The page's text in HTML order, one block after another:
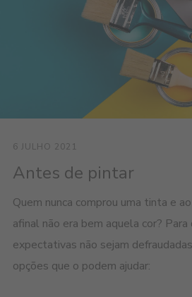
6 JULHO 2021
Antes de pintar
Quem nunca comprou uma tinta e
afinal não era bem aquela cor? Para
expectativas não sejam
opções que o podem ajudar: